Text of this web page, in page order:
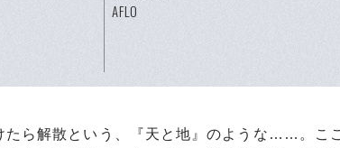
AFLO
たら解散という、『天と地』のような……。こ